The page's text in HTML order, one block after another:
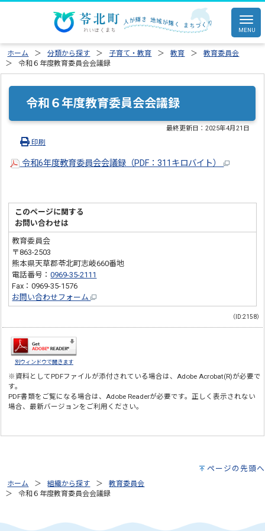
ホーム 分類から探す 子育て・教育 教育
教育委員会
令和６年度教育委員会会議録
令和６年度教育委員会会議録
最終更新日：2025年4月21日
印刷
令和6年度教育委員会会議録（PDF：311キロバイト）
このページに関する
お問い合わせは
教育委員会
〒863-2503
熊本県天草郡苓北町志岐660番地
電話番号：0969-35-2111
Fax：0969-35-1576
お問い合わせフォーム
（ID:2158）
別ウィンドウで開きます
※資料としてPDFファイルが添付されている場合は、Adobe Acrobat(R)が必要で
す。
PDF書類をご覧になる場合は、Adobe Readerが必要です。正しく表示されない
場合、最新バージョンをご利用ください。
ページの先頭へ
ホーム 組織から探す
教育委員会
令和６年度教育委員会会議録